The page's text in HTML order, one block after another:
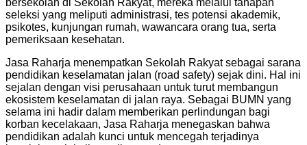
seleksi yang meliputi administrasi, tes potensi akademik,
psikotes, kunjungan rumah, wawancara orang tua, serta
pemeriksaan kesehatan.
Jasa Raharja menempatkan Sekolah Rakyat sebagai sarana
pendidikan keselamatan jalan (road safety) sejak dini. Hal ini
sejalan dengan visi perusahaan untuk turut membangun
ekosistem keselamatan di jalan raya. Sebagai BUMN yang
selama ini hadir dalam memberikan perlindungan bagi
korban kecelakaan, Jasa Raharja menegaskan bahwa
pendidikan adalah kunci untuk mencegah terjadinya